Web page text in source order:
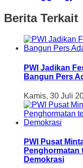
Berita Terkait
PWI Jadikan
Bangun Pers
Kamis, 30 Juli
PWI Pusat
Penghormatan
Demokrasi